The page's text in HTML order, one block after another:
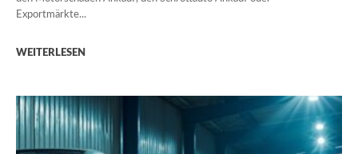
Exportmärkte...
WEITERLESEN